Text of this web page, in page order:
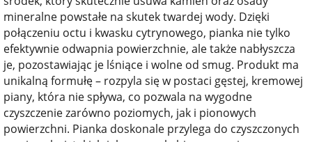
mineralne powstałe na skutek twardej wody. Dzięki
połączeniu octu i kwasku cytrynowego, pianka nie tylko
efektywnie odwapnia powierzchnie, ale także nabłyszcza
je, pozostawiając je lśniące i wolne od smug. Produkt ma
unikalną formułę – rozpyla się w postaci gęstej, kremowej
piany, która nie spływa, co pozwala na wygodne
czyszczenie zarówno poziomych, jak i pionowych
powierzchni. Pianka doskonale przylega do czyszczonych